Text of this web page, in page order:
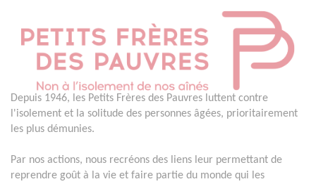
Depuis 1946, les Petits Frères des Pauvres luttent contre
l'isolement et la solitude des personnes âgées, prioritairement
les plus démunies.
Par nos actions, nous recréons des liens leur permettant de
reprendre goût à la vie et faire partie du monde qui les